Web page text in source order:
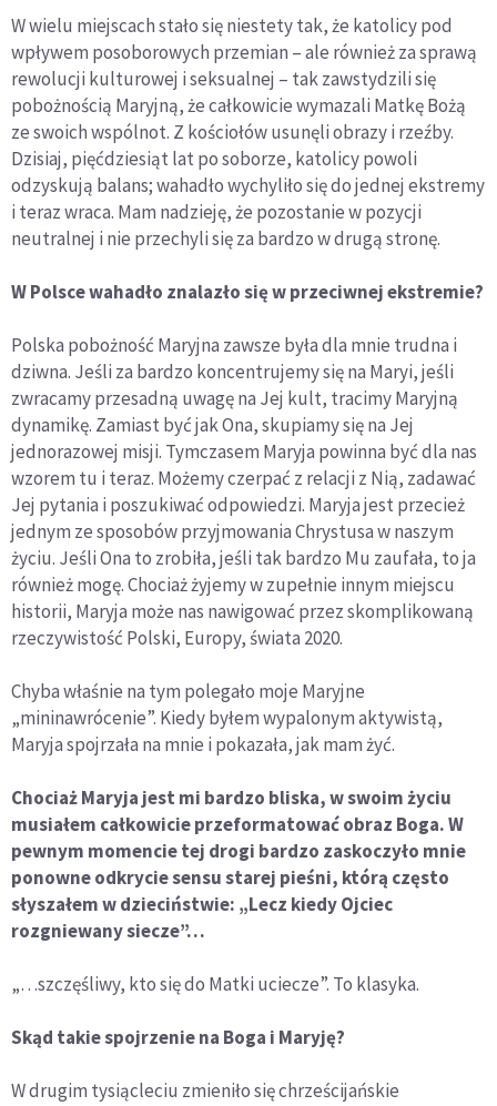
W wielu miejscach stało się niestety tak, że katolicy pod
wpływem posoborowych przemian – ale również za sprawą
rewolucji kulturowej i seksualnej – tak zawstydzili się
pobożnością Maryjną, że całkowicie wymazali Matkę Bożą
ze swoich wspólnot. Z kościołów usunęli obrazy i rzeźby.
Dzisiaj, pięćdziesiąt lat po soborze, katolicy powoli
odzyskują balans; wahadło wychyliło się do jednej ekstremy
i teraz wraca. Mam nadzieję, że pozostanie w pozycji
neutralnej i nie przechyli się za bardzo w drugą stronę.
W Polsce wahadło znalazło się w przeciwnej ekstremie?
Polska pobożność Maryjna zawsze była dla mnie trudna i
dziwna. Jeśli za bardzo koncentrujemy się na Maryi, jeśli
zwracamy przesadną uwagę na Jej kult, tracimy Maryjną
dynamikę. Zamiast być jak Ona, skupiamy się na Jej
jednorazowej misji. Tymczasem Maryja powinna być dla nas
wzorem tu i teraz. Możemy czerpać z relacji z Nią, zadawać
Jej pytania i poszukiwać odpowiedzi. Maryja jest przecież
jednym ze sposobów przyjmowania Chrystusa w naszym
życiu. Jeśli Ona to zrobiła, jeśli tak bardzo Mu zaufała, to ja
również mogę. Chociaż żyjemy w zupełnie innym miejscu
historii, Maryja może nas nawigować przez skomplikowaną
rzeczywistość Polski, Europy, świata 2020.
Chyba właśnie na tym polegało moje Maryjne
„mininawrócenie”. Kiedy byłem wypalonym aktywistą,
Maryja spojrzała na mnie i pokazała, jak mam żyć.
Chociaż Maryja jest mi bardzo bliska, w swoim życiu
musiałem całkowicie przeformatować obraz Boga. W
pewnym momencie tej drogi bardzo zaskoczyło mnie
ponowne odkrycie sensu starej pieśni, którą często
słyszałem w dzieciństwie: „Lecz kiedy Ojciec
rozgniewany siecze”…
„…szczęśliwy, kto się do Matki uciecze”. To klasyka.
Skąd takie spojrzenie na Boga i Maryję?
W drugim tysiącleciu zmieniło się chrześcijańskie